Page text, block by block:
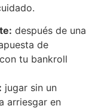
después de una
de
tu bankroll
jugar sin un
arriesgar en